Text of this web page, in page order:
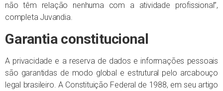
não têm relação nenhuma com a atividade profissional”,
completa Juvandia.
Garantia constitucional
A privacidade e a reserva de dados e informações pessoais
são garantidas de modo global e estrutural pelo arcabouço
legal brasileiro. A Constituição Federal de 1988, em seu artigo